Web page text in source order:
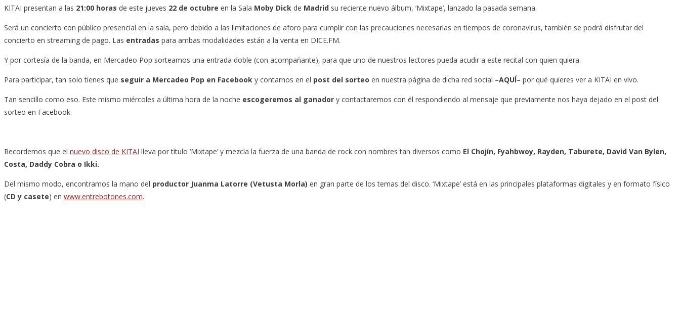
KITAI presentan a las 21:00 horas de este jueves 22 de octubre en la Sala Moby Dick de Madrid su reciente nuevo álbum, ‘Mixtape’, lanzado la pasada semana.
Será un concierto con público presencial en la sala, pero debido a las limitaciones de aforo para cumplir con las precauciones necesarias en tiempos de coronavirus, también se podrá disfrutar del
concierto en streaming de pago. Las entradas para ambas modalidades están a la venta en DICE.FM.
Y por cortesía de la banda, en Mercadeo Pop sorteamos una entrada doble (con acompañante), para que uno de nuestros lectores pueda acudir a este recital con quien quiera.
Para participar, tan solo tienes que seguir a Mercadeo Pop en Facebook y contarnos en el post del sorteo en nuestra página de dicha red social –AQUÍ– por qué quieres ver a KITAI en vivo.
Tan sencillo como eso. Este mismo miércoles a última hora de la noche escogeremos al ganador y contactaremos con él respondiendo al mensaje que previamente nos haya dejado en el post del
sorteo en Facebook.
Recordemos que el nuevo disco de KITAI lleva por título ‘Mixtape’ y mezcla la fuerza de una banda de rock con nombres tan diversos como El Chojín, Fyahbwoy, Rayden, Taburete, David Van Bylen,
Costa, Daddy Cobra o Ikki.
Del mismo modo, encontramos la mano del productor Juanma Latorre (Vetusta Morla) en gran parte de los temas del disco. ‘Mixtape’ está en las principales plataformas digitales y en formato físico
(CD y casete) en www.entrebotones.com.